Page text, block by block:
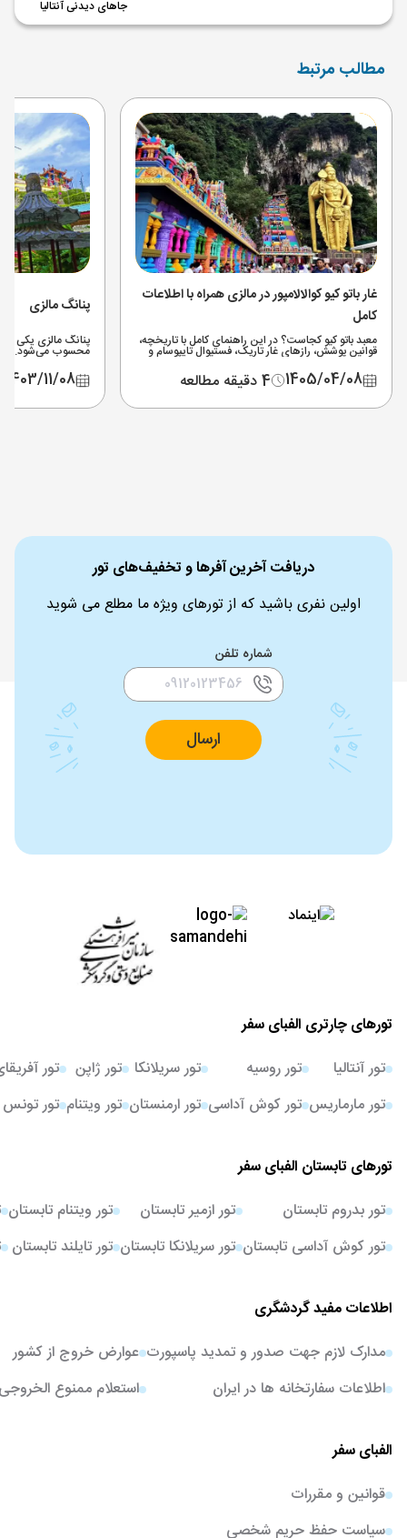
جاهای دیدنی آنتالیا
مطالب مرتبط
غار باتو کیو کوالالامپور در مالزی همراه با اطلاعات
کامل
معبد باتو کیو کجاست؟ در این راهنمای کامل با تاریخچه،
قوانین پوشش، رازهای غار تاریک، فستیوال تایپوسام و
نحوه دسترسی به غارهای باتو کوالالامپور مالزی آشنا
شوید.1405/04/08 4 دقیقه مطالعه
پنانگ مالزی
پنانگ مالزی یکی
محسوب می‌شود.
ها، مراکز خرید و
1403/11/08
دریافت آخرین آفرها و تخفیف‌های تور
اولین نفری باشید که از تورهای ویژه ما مطلع می شوید
شماره تلفن
ارسال
تورهای چارتری الفبای سفر
تور آنتالیا
تور مارماریس
تور روسیه
تور کوش آداسی
تور سریلانکا
تور ارمنستان
تور ژاپن
تور ویتنام
تور
تور تونس
تورهای تابستان الفبای سفر
تور بدروم تابستان
تور کوش آداسی تابستان
تور ازمیر تابستان
تور سریلانکا تابستان
تور ویتنام تابستان
تور تایلند تابستان
اطلاعات مفید گردشگری
مدارک لازم جهت صدور و تمدید پاسپورت
اطلاعات سفارتخانه ها در ایران
عوارض خروج از کشور
استعلام ممنوع
الفبای سفر
قوانین و مقررات
سیاست حفظ حریم شخصی